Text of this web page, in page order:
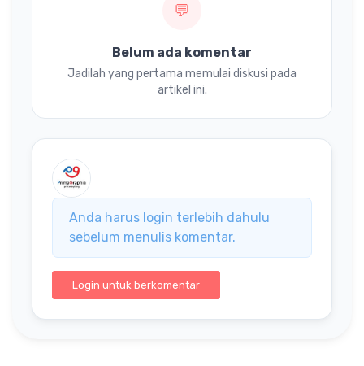
💬
Belum ada komentar
Jadilah yang pertama memulai diskusi pada
artikel ini.
Anda harus login terlebih dahulu
sebelum menulis komentar.
Login untuk berkomentar